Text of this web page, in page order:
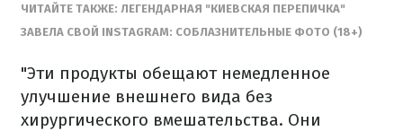
ЧИТАЙТЕ ТАКЖЕ: ЛЕГЕНДАРНАЯ "КИЕВСКАЯ ПЕРЕПИЧКА"
ЗАВЕЛА СВОЙ INSTAGRAM: СОБЛАЗНИТЕЛЬНЫЕ ФОТО (18+)
"Эти продукты обещают немедленное
улучшение внешнего вида без
хирургического вмешательства. Они